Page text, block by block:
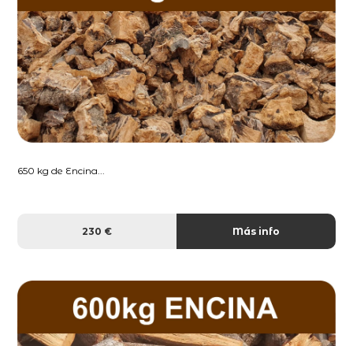
650 kg de Encina...
230 € Más info